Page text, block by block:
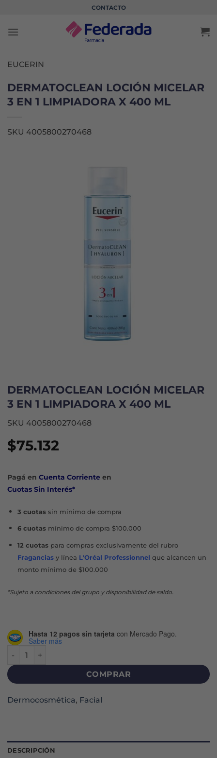
contenido
CONTACTO
EUCERIN
DERMATOCLEAN LOCIÓN MICELAR
3 EN 1 LIMPIADORA X 400 ML
SKU 4005800270468
DERMATOCLEAN LOCIÓN MICELAR
3 EN 1 LIMPIADORA X 400 ML
SKU 4005800270468
$75.132
Pagá en Cuenta Corriente en
Cuotas Sin Interés*
3 cuotassin mínimo de compra
6 cuotasmínimo de compra $100.000
12 cuotaspara compras exclusivamente del rubro
Fraganciasy línea L'Oréal Professionnel que alcancen un
monto mínimo de $100.000
*Sujeto a condiciones del grupo y disponibilidad de saldo.
Hasta 12 pagos sin tarjeta con Mercado Pago.
Saber más
COMPRAR
Dermocosmética, Facial
DESCRIPCIÓN